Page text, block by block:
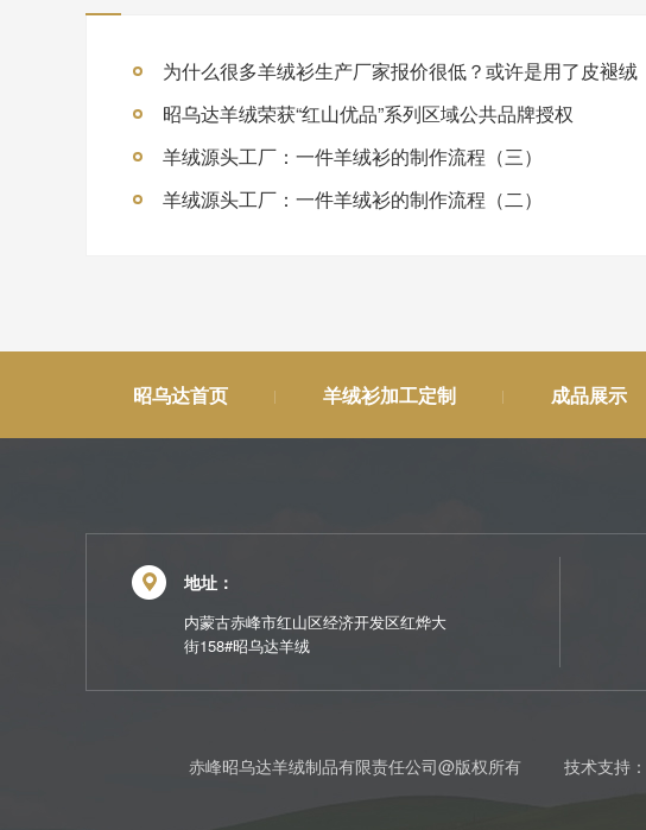
为什么很多羊绒衫生产厂家报价很低？或许是用了皮褪绒
昭乌达羊绒荣获“红山优品”系列区域公共品牌授权
羊绒源头工厂：一件羊绒衫的制作流程（三）
羊绒源头工厂：一件羊绒衫的制作流程（二）
昭乌达首页 羊绒衫加工定制 成品展示
地址：
内蒙古赤峰市红山区经济开发区红烨大
街158#昭乌达羊绒
赤峰昭乌达羊绒制品有限责任公司@版权所有 技术支持：